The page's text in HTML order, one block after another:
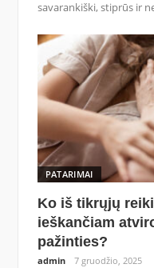
savarankiški, stiprūs ir
PATARIMAI
Ko iš tikrųjų
ieškančiam
pažinties?
admin 7 gruodžio, 2025